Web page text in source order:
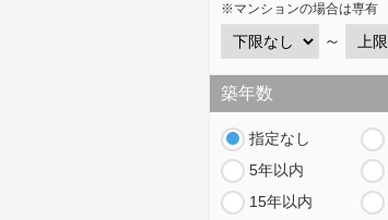
※マンションの場合は専有
～
築年数
指定なし
5年以内
15年以内